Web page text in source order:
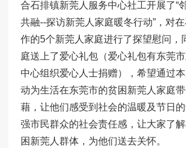
合石排镇新莞人服务中心社工开展了“
共融--探访新莞人家庭暖冬行动”，对
作的5个新莞人家庭进行了探望慰问，
庭送上了爱心礼包（爱心礼包有东莞
中心组织爱心人士捐赠），希望通过
动为生活在东莞市的贫困新莞人家庭
藉，让他们感受到社会的温暖及节日
强市民群众的社会责任感，让大家了
困新莞人群体，为他们送去关怀。